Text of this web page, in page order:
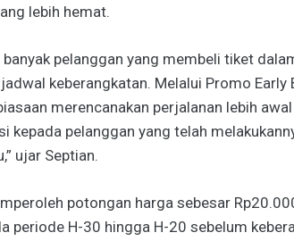
lebih hemat.
pelanggan yang membeli tiket
keberangkatan. Melalui Promo Early
merencanakan perjalanan lebih
kepada pelanggan yang telah
ujar Septian.
potongan harga sebesar
periode H-30 hingga H-20 sebelum